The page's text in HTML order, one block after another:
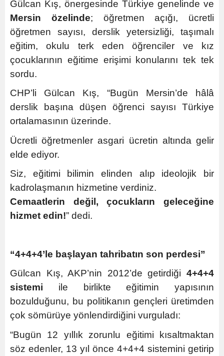
Gülcan Kış, önergesinde Türkiye genelinde ve
Mersin özelinde; öğretmen açığı, ücretli
öğretmen sayısı, derslik yetersizliği, taşımalı
eğitim, okulu terk eden öğrenciler ve kız
çocuklarının eğitime erişimi konularını tek tek
sordu.
CHP’li Gülcan Kış, “Bugün Mersin’de hâlâ
derslik başına düşen öğrenci sayısı Türkiye
ortalamasının üzerinde.
Ücretli öğretmenler asgari ücretin altında gelir
elde ediyor.
Siz, eğitimi bilimin elinden alıp ideolojik bir
kadrolaşmanın hizmetine verdiniz.
Cemaatlerin değil, çocukların geleceğine
hizmet edin!” dedi.
“4+4+4’le başlayan tahribatın son perdesi”
Gülcan Kış, AKP’nin 2012’de getirdiği 4+4+4
sistemi ile birlikte eğitimin yapısının
bozulduğunu, bu politikanın gençleri üretimden
çok sömürüye yönlendirdiğini vurguladı:
“Bugün 12 yıllık zorunlu eğitimi kısaltmaktan
söz edenler, 13 yıl önce 4+4+4 sistemini getirip